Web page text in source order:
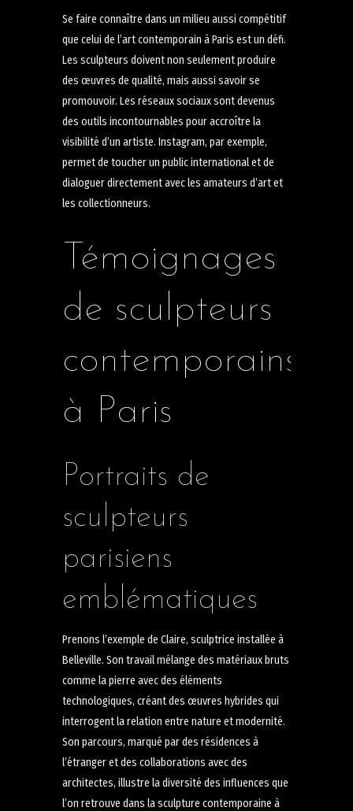
Se faire connaître dans un milieu aussi compétitif
que celui de l’art contemporain à Paris est un défi.
Les sculpteurs doivent non seulement produire
des œuvres de qualité, mais aussi savoir se
promouvoir. Les réseaux sociaux sont devenus
des outils incontournables pour accroître la
visibilité d’un artiste. Instagram, par exemple,
permet de toucher un public international et de
dialoguer directement avec les amateurs d’art et
les collectionneurs.
Témoignages
de sculpteurs
contemporains
à Paris
Portraits de
sculpteurs
parisiens
emblématiques
Prenons l’exemple de Claire, sculptrice installée à
Belleville. Son travail mélange des matériaux bruts
comme la pierre avec des éléments
technologiques, créant des œuvres hybrides qui
interrogent la relation entre nature et modernité.
Son parcours, marqué par des résidences à
l’étranger et des collaborations avec des
architectes, illustre la diversité des influences que
l’on retrouve dans la sculpture contemporaine à